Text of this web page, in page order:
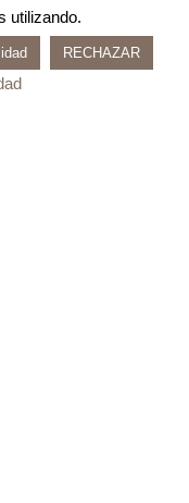
utilizando.
RECHAZAR